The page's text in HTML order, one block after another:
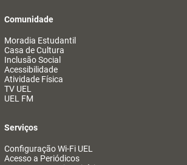
Comunidade
Moradia Estudantil
Casa de Cultura
Inclusão Social
Acessibilidade
Atividade Física
TV UEL
UEL FM
Serviços
Configuração Wi-Fi UEL
Acesso a Periódicos